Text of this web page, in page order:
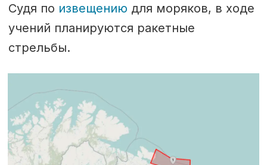
Судя по извещению для моряков, в ходе
учений планируются ракетные
стрельбы.